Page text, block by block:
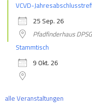
VCVD-
25 Sep. 26
Pfadfinderhaus
Stammtisch
9 Okt. 26
alle Veranstaltungen